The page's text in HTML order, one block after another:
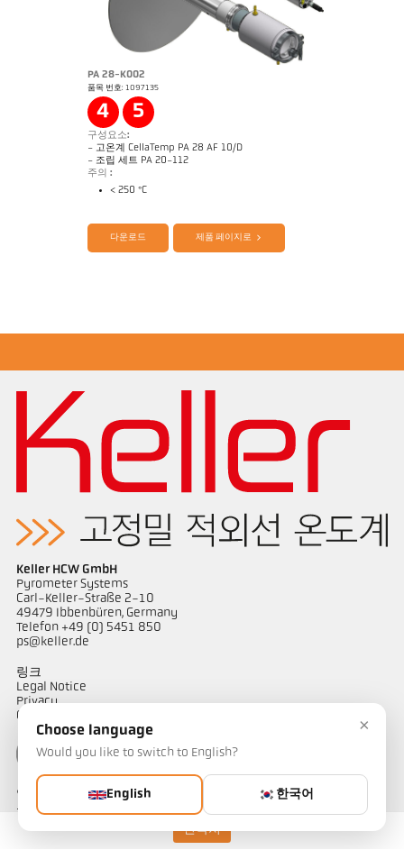
연락처
Application Note Coninuous annealing line
PA 28-K002
품목 번호: 1097135
4 5
구성요소:
- 고온계 CellaTemp PA 28 AF 10/D
- 조립 세트 PA 20-112
주의 :
< 250 °C
Application Note Coninuous annealing line 도면 PA 28-K002
다운로드 제품 페이지로
Keller HCW GmbH
Pyrometer Systems
Carl-Keller-Straße 2-10
49479 Ibbenbüren, Germany
Telefon +49 (0) 5451 850
ps@keller.de
링크
Legal Notice
Privacy
GTC
연락하다
온도 측정 솔루션에 대해 궁금한 점이 있으신가요? 저희 팀이 기꺼이
×
Choose language
Would you like to switch to English?
English 한국어